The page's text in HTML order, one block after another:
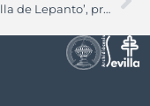
‘La Batalla de Lepanto’, próxima sesión del Aula de Cultura Sacra